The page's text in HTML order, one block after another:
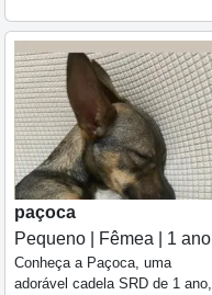
paçoca
Pequeno | Fêmea | 1 ano
Conheça a Paçoca, uma
adorável cadela SRD de 1 ano,